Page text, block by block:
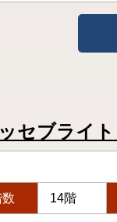
セブライト
14階